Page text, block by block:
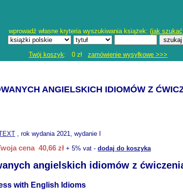
wprowadź własne kryteria wyszukiwania książek: (jak
Twój koszyk: 0 zł zamówienie wysyłkowe >>>
ANGIELSKICH IDIOMÓW Z
, rok wydania 2021, wydanie I
cena 40,66 zł + 5% vat - dodaj do koszyka
angielskich idiomów z
with English Idioms